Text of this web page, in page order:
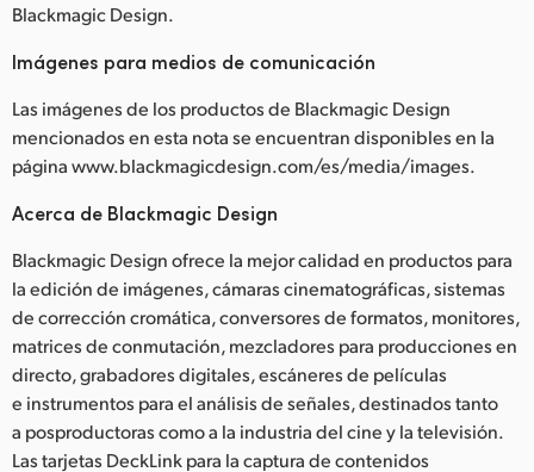
Blackmagic Design.
Imágenes para medios de comunicación
Las imágenes de los productos de Blackmagic Design
mencionados en esta nota se encuentran disponibles en la
página www.blackmagicdesign.com/es/media/images.
Acerca de Blackmagic Design
Blackmagic Design ofrece la mejor calidad en productos para
la edición de imágenes, cámaras cinematográficas, sistemas
de corrección cromática, conversores de formatos, monitores,
matrices de conmutación, mezcladores para producciones en
directo, grabadores digitales, escáneres de películas
e instrumentos para el análisis de señales, destinados tanto
a posproductoras como a la industria del cine y la televisión.
Las tarjetas DeckLink para la captura de contenidos